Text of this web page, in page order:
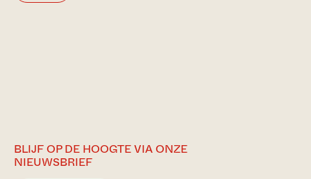
BLIJF OP DE HOOGTE VIA ONZE
NIEUWSBRIEF